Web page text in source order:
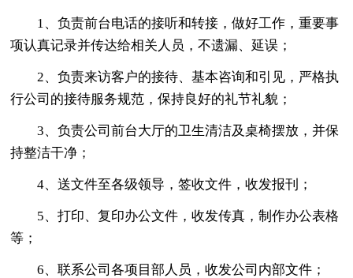
1、负责前台电话的接听和转接，做好工作，重要事
项认真记录并传达给相关人员，不遗漏、延误；
2、负责来访客户的接待、基本咨询和引见，严格执
行公司的接待服务规范，保持良好的礼节礼貌；
3、负责公司前台大厅的卫生清洁及桌椅摆放，并保
持整洁干净；
4、送文件至各级领导，签收文件，收发报刊；
5、打印、复印办公文件，收发传真，制作办公表格
等；
6、联系公司各项目部人员，收发公司内部文件；